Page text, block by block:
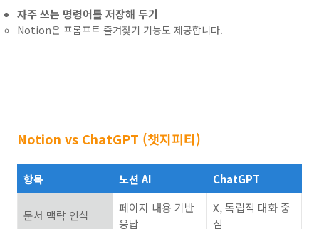
자주 쓰는 명령어를 저장해 두기
Notion은 프롬프트 즐겨찾기 기능도 제공합니다.
Notion vs ChatGPT (챗지피티)
항목 노션 AI ChatGPT
문서 맥락 인식
페이지 내용 기반
응답
X, 독립적 대화 중
심